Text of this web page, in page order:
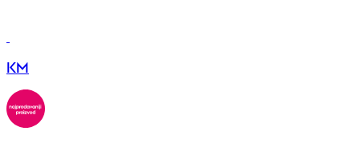
KM